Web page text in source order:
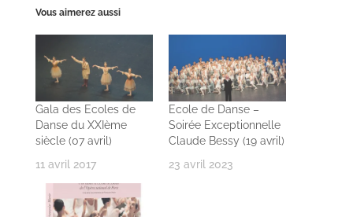
Vous aimerez aussi
Gala des Ecoles de
Danse du XXIème
siècle (07 avril)
11 avril 2017
Ecole de Danse –
Soirée Exceptionnelle
Claude Bessy (19 avril)
23 avril 2023